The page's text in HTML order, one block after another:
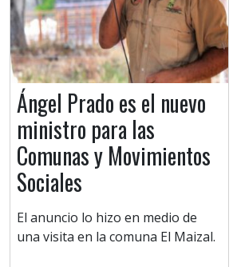
Ángel Prado es el nuevo
ministro para las
Comunas y Movimientos
Sociales
El anuncio lo hizo en medio de
una visita en la comuna El Maizal.